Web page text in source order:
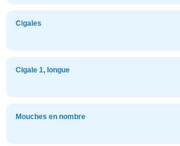
Cigales
Cigale 1, longue
Mouches en nombre